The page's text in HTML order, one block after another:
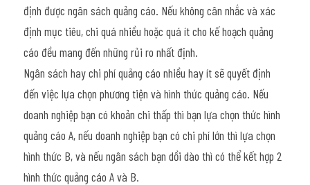
định được ngân sách quảng cáo. Nếu không cân nhắc và xác
định mục tiêu, chi quá nhiều hoặc quá ít cho kế hoạch quảng
cáo đều mang đến những rủi ro nhất định.
Ngân sách hay chi phí quảng cáo nhiều hay ít sẽ quyết định
đến việc lựa chọn phương tiện và hình thức quảng cáo. Nếu
doanh nghiệp bạn có khoản chi thấp thì bạn lựa chọn thức hình
quảng cáo A, nếu doanh nghiệp bạn có chi phí lớn thì lựa chọn
hình thức B, và nếu ngân sách bạn dồi dào thì có thể kết hợp 2
hình thức quảng cáo A và B.